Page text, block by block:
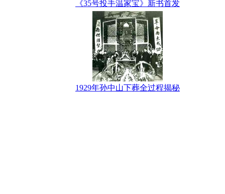
《35号投手温家宝》新书首发
1929年孙中山下葬全过程揭秘